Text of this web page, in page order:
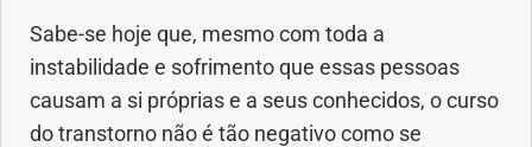
Sabe-se hoje que, mesmo com toda a
instabilidade e sofrimento que essas pessoas
causam a si próprias e a seus conhecidos, o curso
do transtorno não é tão negativo como se